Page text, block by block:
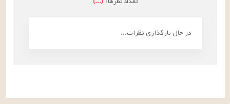
در حال بارگذاری نظرات...